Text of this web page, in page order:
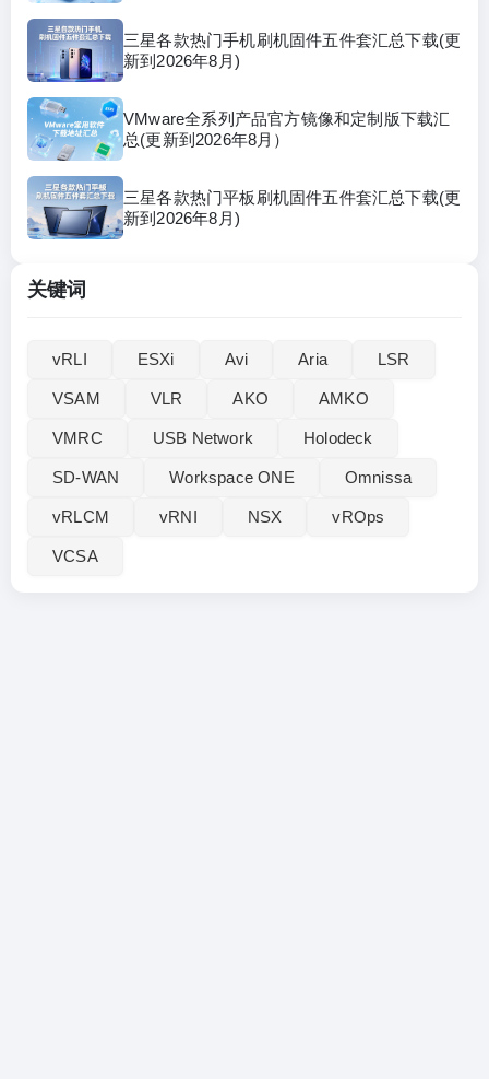
三星各款热门手机刷机固件五件套汇总下载(更
新到2026年8月)
VMware全系列产品官方镜像和定制版下载汇
总(更新到2026年8月）
三星各款热门平板刷机固件五件套汇总下载(更
新到2026年8月)
关键词
vRLI‌ ESXi Avi Aria LSR
VSAM VLR AKO AMKO
VMRC USB Network Holodeck
SD-WAN Workspace ONE Omnissa
vRLCM vRNI NSX vROps
VCSA